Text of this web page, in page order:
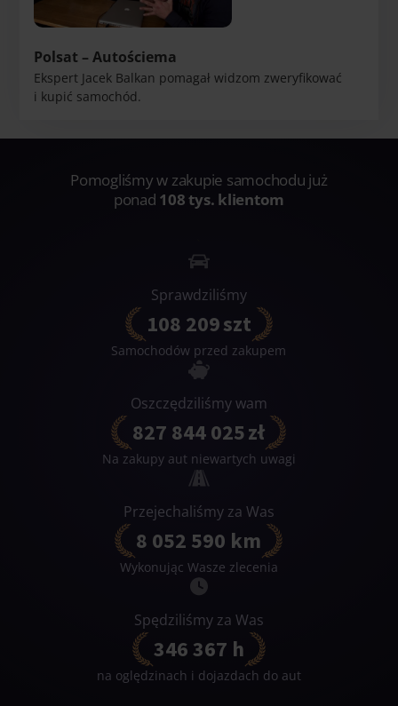
Polsat – Autościema
Ekspert Jacek Balkan pomagał widzom zweryfikować
i kupić samochód.
Pomogliśmy w zakupie samochodu już
ponad 108tys. klientom
Sprawdziliśmy
108 209szt
Samochodów przed zakupem
Oszczędziliśmy wam
827 844 025zł
Na zakupy aut niewartych uwagi
Przejechaliśmy za Was
8 052 590 km
Wykonując Wasze zlecenia
Spędziliśmy za Was
346 367 h
na oględzinach i dojazdach do aut